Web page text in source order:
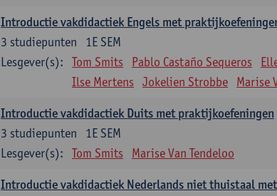
Introductie vakdidactiek Engels met
1E SEM
3 studiepunten
Lesgever(s):
Tom Smits Pablo Castaño Sequeros
Ilse Mertens Jokelien Strobbe Marise
Introductie vakdidactiek Duits met praktijkoefeningen
1E SEM
3 studiepunten
Lesgever(s):
Tom Smits Marise Van Tendeloo
Introductie vakdidactiek Nederlands niet thuistaal